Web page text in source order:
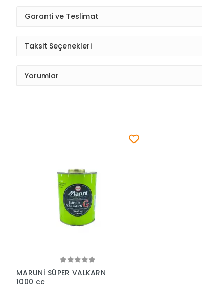
Garanti ve Teslimat
Taksit Seçenekleri
Yorumlar
MARUNİ SÜPER VALKARN
1000 cc